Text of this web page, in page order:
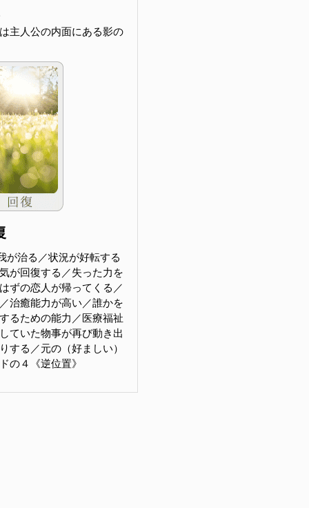
主人公の内面にある影の
が治る／状況が好転する
が回復する／失った力を
ずの恋人が帰ってくる／
治癒能力が高い／誰かを
るための能力／医療福祉
ていた物事が再び動き出
する／元の（好ましい）
の４《逆位置》